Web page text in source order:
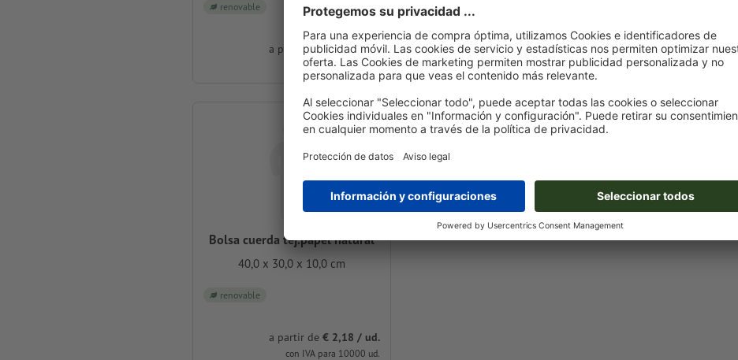
renovable
a partir de€ 1,89 / ud.
con IVA para 10000 ud.
renovable
a partir de€ 2,09 / ud.
con IVA para 10000 ud.
a partir
con
Bolsa cuerda tej.papel natural
40,0 x 30,0 x 10,0 cm
renovable
a partir de € 2,18 / ud.
con IVA para 10000 ud.